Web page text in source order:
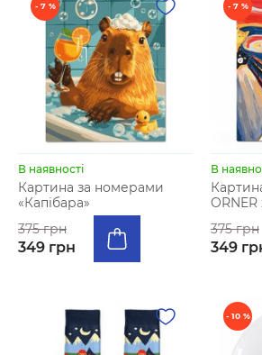
- 7 %
В наявності
Картина за номерами
«Капібара»
375 грн
349 грн
- 7 %
В
375 грн
349
- 10 %